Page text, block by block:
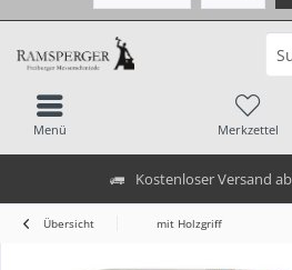
Kostenloser Versand
Merkzettel
Menü
Übersicht mit Holzgriff